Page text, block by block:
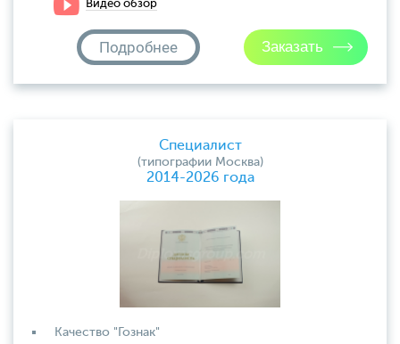
Видео обзор
Подробнее
Специалист
(типографии Москва)
2014-2026 года
Качество "Гознак"